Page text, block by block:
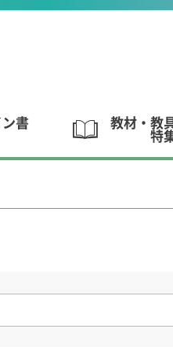
書
教材・教
特